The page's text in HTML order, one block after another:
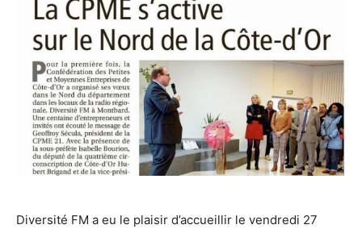
Diversité FM a eu le plaisir d’accueillir le vendredi 27